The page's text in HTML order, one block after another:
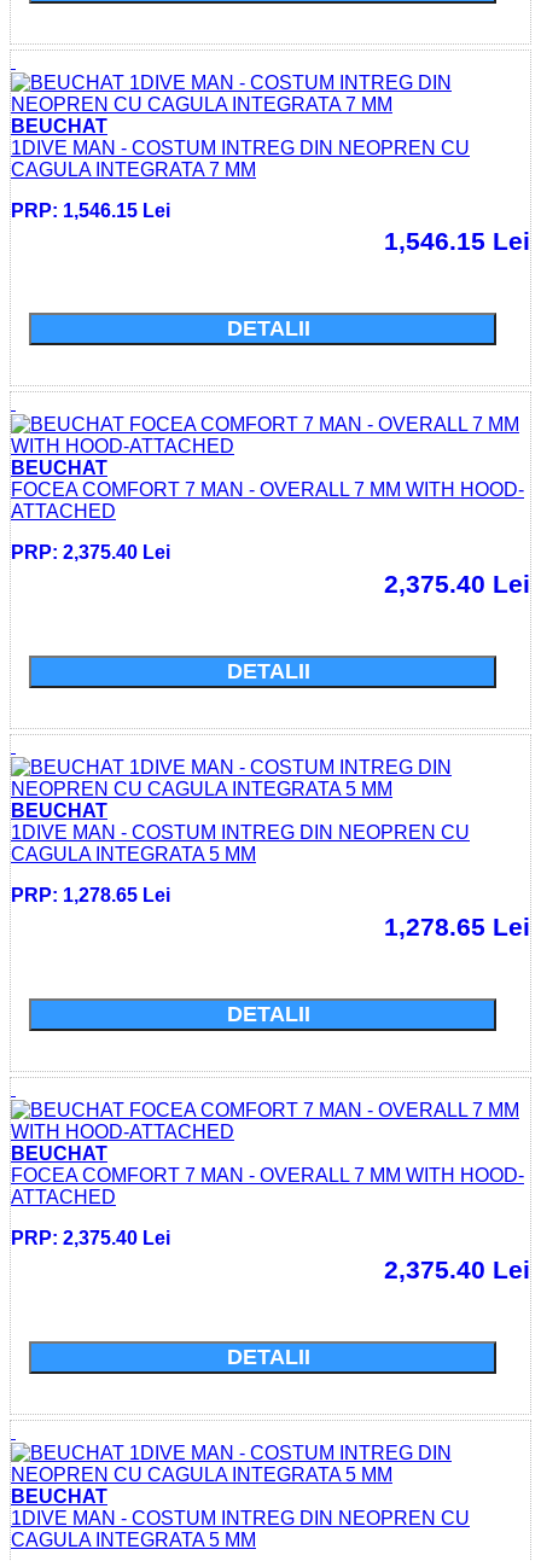
BEUCHAT
1DIVE MAN - COSTUM INTREG DIN NEOPREN CU
CAGULA INTEGRATA 7 MM
PRP: 1,546.15 Lei
1,546.15 Lei
DETALII
BEUCHAT
FOCEA COMFORT 7 MAN - OVERALL 7 MM WITH HOOD-
ATTACHED
PRP: 2,375.40 Lei
2,375.40 Lei
DETALII
BEUCHAT
1DIVE MAN - COSTUM INTREG DIN NEOPREN CU
CAGULA INTEGRATA 5 MM
PRP: 1,278.65 Lei
1,278.65 Lei
DETALII
BEUCHAT
FOCEA COMFORT 7 MAN - OVERALL 7 MM WITH HOOD-
ATTACHED
PRP: 2,375.40 Lei
2,375.40 Lei
DETALII
BEUCHAT
1DIVE MAN - COSTUM INTREG DIN NEOPREN CU
CAGULA INTEGRATA 5 MM